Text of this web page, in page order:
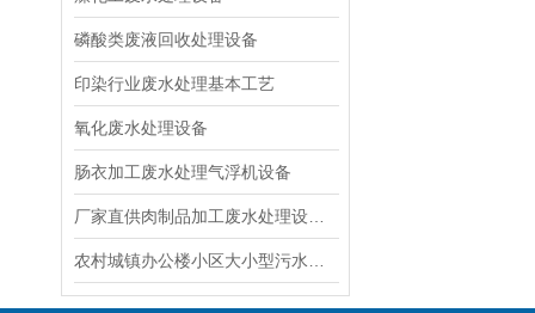
磷酸类废液回收处理设备
印染行业废水处理基本工艺
氧化废水处理设备
肠衣加工废水处理气浮机设备